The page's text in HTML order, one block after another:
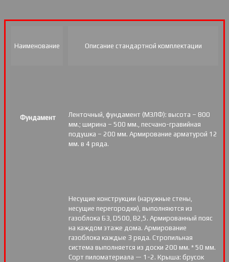
Наименование Описание стандартной комплектации
Фундамент
Ленточный, фундамент (МЗЛФ): высота – 800
мм.; ширина – 500 мм., песчано-гравийная
подушка – 200 мм. Армирование арматурой 12
мм. в 4 ряда.
Несущие конструкции (наружные стены,
несущие перегородки), выполняются из
газоблока Б3, D500, В2,5. Армированный пояс
на каждом этаже дома. Армирование
газоблока каждые 3 ряда. Стропильная
система выполняется из доски 200 мм. * 50 мм.
Сорт пиломатериала — 1-2. Крыша: брусок